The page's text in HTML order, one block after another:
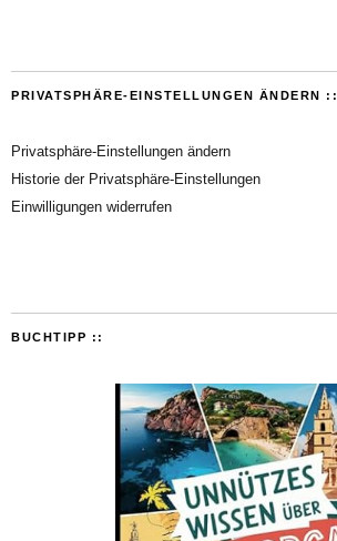
PRIVATSPHÄRE-EINSTELLUNGEN ÄNDERN ::
Privatsphäre-Einstellungen ändern
Historie der Privatsphäre-Einstellungen
Einwilligungen widerrufen
BUCHTIPP ::